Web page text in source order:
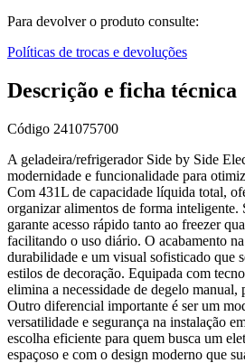
Para devolver o produto consulte:
Políticas de trocas e devoluções
Descrição e ficha técnica
Código 241075700
A geladeira/refrigerador Side by Side
modernidade e funcionalidade para
Com 431L de capacidade líquida total,
organizar alimentos de forma inteligente.
garante acesso rápido tanto ao freezer
facilitando o uso diário. O acabamento
durabilidade e um visual sofisticado que
estilos de decoração. Equipada com
elimina a necessidade de degelo manual,
Outro diferencial importante é ser um
versatilidade e segurança na instalação
escolha eficiente para quem busca um
espaçoso e com o design moderno que